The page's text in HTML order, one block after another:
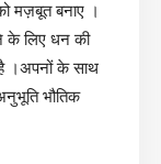
मज़बूत बनाए ।
के लिए धन की
है ।अपनों के साथ
भौतिक